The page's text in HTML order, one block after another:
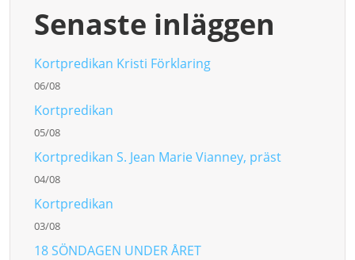
Senaste inläggen
Kortpredikan Kristi Förklaring
06/08
Kortpredikan
05/08
Kortpredikan S. Jean Marie Vianney, präst
04/08
Kortpredikan
03/08
18 SÖNDAGEN UNDER ÅRET